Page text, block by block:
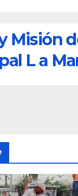
Misión
L a